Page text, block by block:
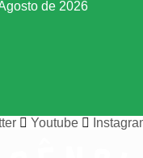
de 2026
Youtube